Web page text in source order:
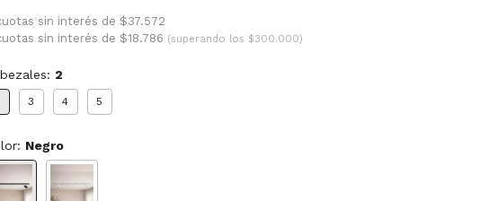
sin interés de $37.572
sin interés de $18.786 (superando los $300.000)
2
3 4 5
Negro